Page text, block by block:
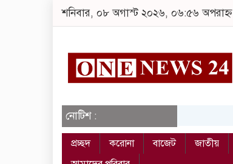
শনিবার, ০৮ অগাস্ট ২০২৬, ০৬:৫৬ অপরাহ্ন
নোটিশ :
প্রচ্ছদ করোনা বাজেট জাতীয়